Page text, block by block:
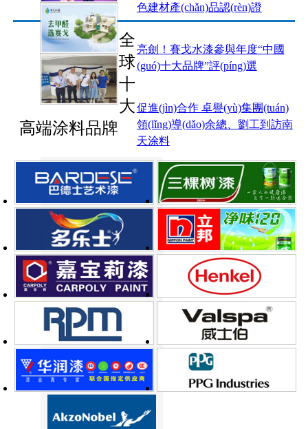
色建材產(chǎn)品認(rèn)證
亮劍！賽戈水漆參與年度“中國
(guó)十大品牌”評(píng)選
促進(jìn)合作 卓譽(yù)集團(tuán)
領(lǐng)導(dǎo)余總、劉工到訪南
天涂料
全
球
十
大
高端涂料品牌